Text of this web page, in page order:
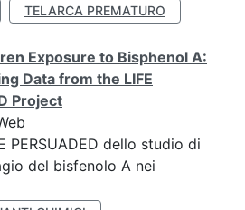
TELARCA PREMATURO
Exposure to Bisphenol A:
Data from the LIFE
Project
PERSUADED dello studio di
del bisfenolo A nei